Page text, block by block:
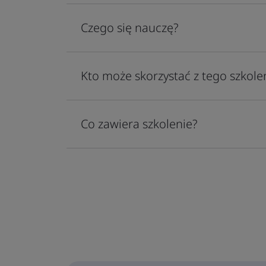
Czego się nauczę?
Kto może skorzystać z tego
Co zawiera szkolenie?